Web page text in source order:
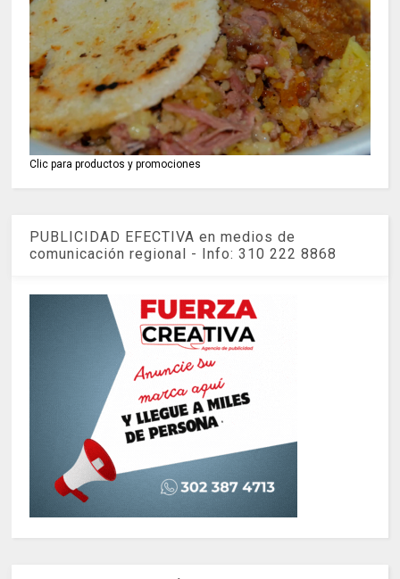
Clic para productos y promociones
PUBLICIDAD EFECTIVA en medios de
comunicación regional - Info: 310 222 8868